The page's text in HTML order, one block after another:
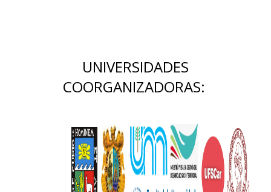
UNIVERSIDADES
COORGANIZADORAS: